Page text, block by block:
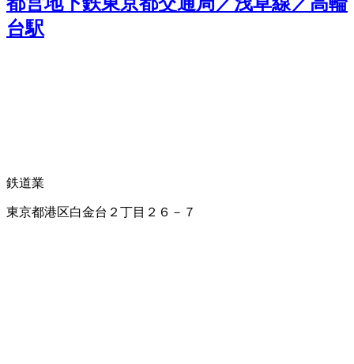
台駅
鉄道業
東京都港区白金台２丁目２６－７